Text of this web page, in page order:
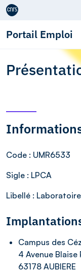
Aller au contenu
Portail Emploi
Code : UMR6533
Sigle : LPCA
Libellé :
Campus des
4 Avenue Blaise
63178 AUBIERE